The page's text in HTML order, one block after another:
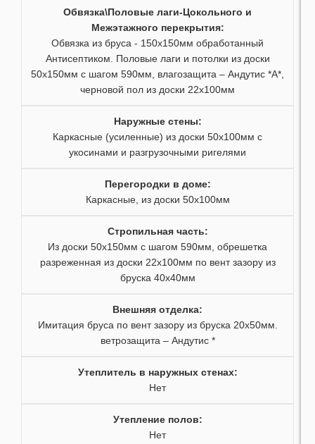
20
21
22
52
53
54
55
56
58
59
25
26
27
28
29
30
31
32
33
35
36
38
Обвязка\Половые лаги-Цокольного и
Межэтажного перекрытия:
Обвязка из бруса - 150х150мм обработанный
Антисептиком. Половые лаги и потолки из доски
50х150мм с шагом 590мм, влагозащита – Андутис *А*,
черновой пол из доски 22х100мм
Наружные стены:
Каркасные (усиленные) из доски 50х100мм с
укосинами и разгрузочными ригелями
Перегородки в доме:
Каркасные, из доски 50х100мм
Стропильная часть:
Из доски 50х150мм с шагом 590мм, обрешетка
разреженная из доски 22х100мм по вент зазору из
бруска 40х40мм
Внешняя отделка:
Имитация бруса по вент зазору из бруска 20х50мм.
ветрозащита – Андутис *
Утеплитель в наружных стенах:
Нет
Утепление полов:
Нет